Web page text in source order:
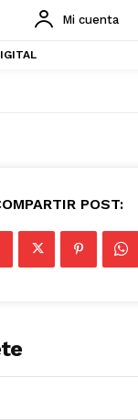
Mi cuenta
POST: